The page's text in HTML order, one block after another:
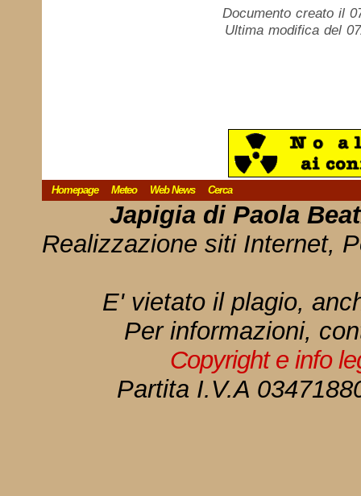
Documento creato il
Ultima modifica del
Homepage Meteo Web News Cerca
Japigia di Paola
Realizzazione siti Internet,
E' vietato il plagio,
Per informazioni,
Copyright e info
Partita I.V.A